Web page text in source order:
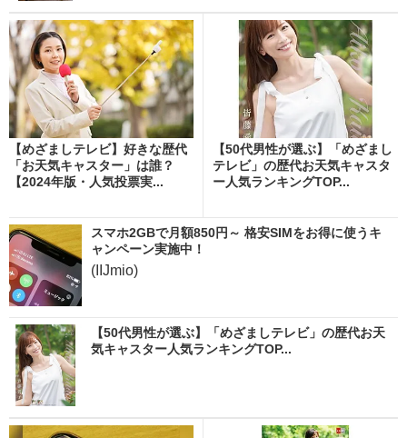
【めざましテレビ】好きな歴代
「お天気キャスター」は誰？
【2024年版・人気投票実...
【50代男性が選ぶ】「めざまし
テレビ」の歴代お天気キャスタ
ー人気ランキングTOP...
スマホ2GBで月額850円～ 格安SIMをお得に使うキ
ャンペーン実施中！
(IIJmio)
【50代男性が選ぶ】「めざましテレビ」の歴代お天
気キャスター人気ランキングTOP...